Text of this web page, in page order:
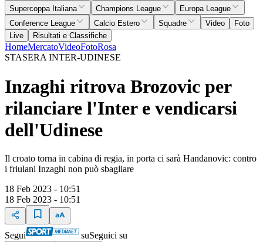
Supercoppa Italiana
Champions League
Europa League
Conference League
Calcio Estero Squadre Video
Foto
Live
Risultati e Classifiche
HomeMercatoVideoFotoRosa
STASERA INTER-UDINESE
Inzaghi ritrova Brozovic per
rilanciare l'Inter e vendicarsi
dell'Udinese
Il croato torna in cabina di regia, in porta ci sarà Handanovic: contro
i friulani Inzaghi non può sbagliare
18 Feb 2023 - 10:51
18 Feb 2023 - 10:51
Segui suSeguici su